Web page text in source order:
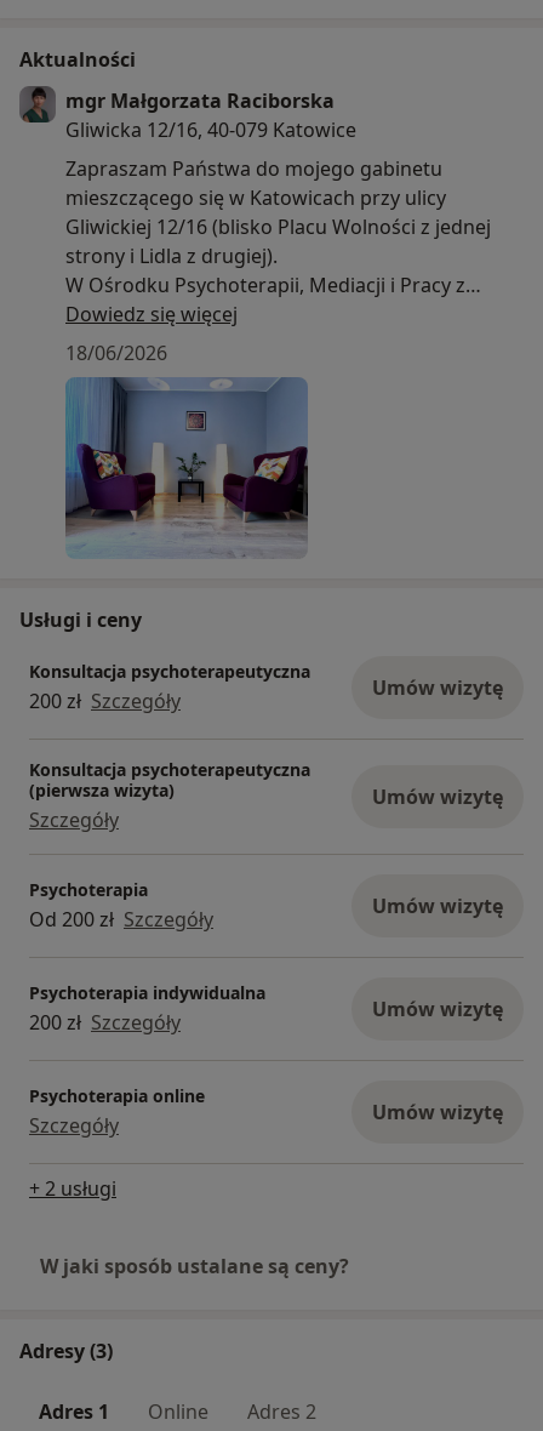
Aktualności
mgr Małgorzata Raciborska
Gliwicka 12/16, 40-079 Katowice
Zapraszam Państwa do mojego gabinetu
mieszczącego się w Katowicach przy ulicy
Gliwickiej 12/16 (blisko Placu Wolności z jednej
strony i Lidla z drugiej).
W Ośrodku Psychoterapii, Mediacji i Pracy z
Rodziną "SENSUS", którego mój gabinet jest
częścią, mogą Państwo przed spotkaniem
rozgościć się w poczekalni. O umówionej
spotkanie.
Dowiedz się więcej
18/06/2026
Usługi i ceny
Konsultacja psychoterapeutyczna
200 zł Szczegóły Umów wizytę
Konsultacja psychoterapeutyczna
(pierwsza wizyta)
Szczegóły
Umów wizytę
Psychoterapia
Od 200 zł Szczegóły Umów wizytę
Psychoterapia indywidualna
200 zł Szczegóły Umów wizytę
Psychoterapia online
Szczegóły Umów wizytę
+ 2 usługi
W jaki sposób ustalane są ceny?
Adresy (3)
Adres 1 Online Adres 2